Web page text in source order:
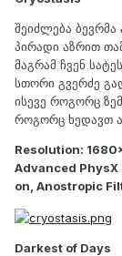
შეიძლება ბევრმა
პირადი აზრით
მაგრამ ჩვენ
სთორი გვერძე
ისევე როგორც
როგორც ხედავთ
Resolution:
Advanced
on, Anostropic
Darkest of Days